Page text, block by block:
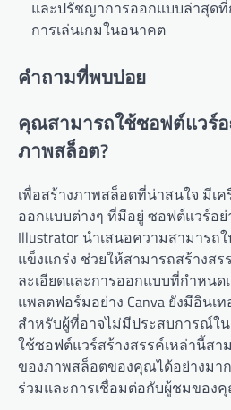
และปรัชญาการออกแบบล่าสุด
การเล่นเกมในอนาคต
คำถามที่พบบ่อย
คุณสามารถใช้ซอฟต์แวร์อ
ภาพสล็อต?
เพื่อสร้างภาพสล็อตที่น่าสนใจ มีเ
ออกแบบต่างๆ ที่มีอยู่ ซอฟต์แวร์อย่า
Illustrator นำเสนอความสามารถ
แข็งแกร่ง ช่วยให้สามารถสร้างส
ละเอียดและการออกแบบที่กำหนด
แพลตฟอร์มอย่าง Canva ยังมีอินเ
สำหรับผู้ที่อาจไม่มีประสบการณ์ใ
ใช้ซอฟต์แวร์สร้างสรรค์เหล่านี้สา
ของภาพสล็อตของคุณได้อย่างมา
ร่วมและการเชื่อมต่อกับผู้ชมของ